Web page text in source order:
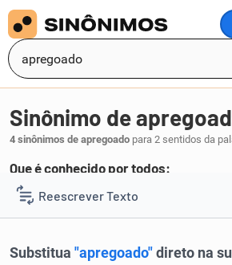
Reescrever Texto
Sinônimo de
4 sinônimos de apregoado para 2 sentidos da
Que é conhecido por todos:
1 público.